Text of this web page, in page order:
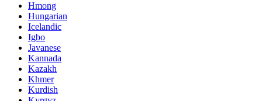
Hmong
Hungarian
Icelandic
Igbo
Javanese
Kannada
Kazakh
Khmer
Kurdish